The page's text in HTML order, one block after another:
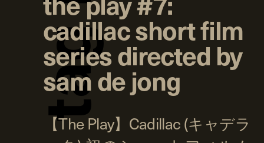
t
a
g
cadillac short film
series directed by
sam de jong